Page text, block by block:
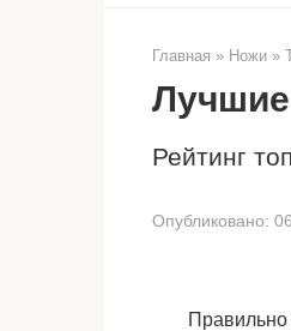
Главная » Ножи »
Рейтинг
Опубликовано: